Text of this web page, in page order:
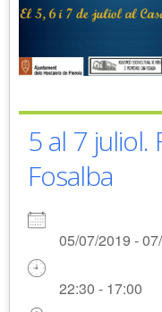
5 al 7 juliol.
Fosalba
05/07/2019 -
22:30 - 17:00